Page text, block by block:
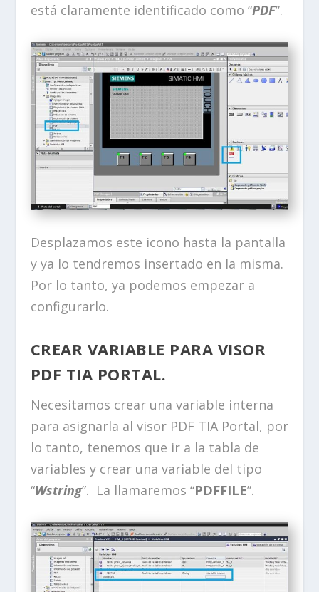
está claramente identificado como “PDF”.
Desplazamos este icono hasta la pantalla
y ya lo tendremos insertado en la misma.
Por lo tanto, ya podemos empezar a
configurarlo.
CREAR VARIABLE PARA VISOR
PDF TIA PORTAL.
Necesitamos crear una variable interna
para asignarla al visor PDF TIA Portal, por
lo tanto, tenemos que ir a la tabla de
variables y crear una variable del tipo
“Wstring”. La llamaremos “PDFFILE”.